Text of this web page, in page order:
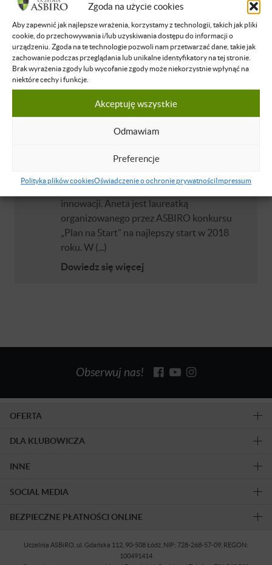
Zgoda na użycie cookies
Aby zapewnić jak najlepsze wrażenia, korzystamy z technologii, takich jak pliki
cookie, do przechowywania i/lub uzyskiwania dostępu do informacji o
urządzeniu. Zgoda na te technologie pozwoli nam przetwarzać dane, takie jak
zachowanie podczas przeglądania lub unikalne identyfikatory na tej stronie.
Brak wyrażenia zgody lub wycofanie zgody może niekorzystnie wpłynąć na
niektóre cechy i funkcje.
Akceptuję wszystkie
Odmawiam
Preferencje
Polityka plików cookiesOświadczenie o ochronie prywatnościImpressum
Anetta Grzanek
Założycielka i właścicielka Centrum
Językowego CONVERS. Z wykształcenia
filolog, manager i tłumacz języka
angielskiego. Jedyna Polka, która posiada
Certyfikat Trenera Matematyki Mentalnej
przyznany w Chiba w Japonii przez Japoński
Związek Sorobanu. Jest pomysłodawczynią i
współtwórczynią Neuromatematyki oraz
Learning) Business - nowej metody
przygotowanych do konkurowania w świecie
innowacji. Aneta jest laureatką
organizowanego przez ASBIRO konkursu
„Plan na Start” na najlepszy start w 2018
roku. W (...)
Dowiedz się więcej
Obserwuj nas!
OFERTA
DLA KLUBOWICZA
INNE
SOCIAL MEDIA
BEZPIECZNE PŁATNOŚCI ONLINE
Uczelnia ASBiRO, ul. Gdańska 112, 90-508 Łódź, NIP: 728-268-57-09, REGON:
100491414